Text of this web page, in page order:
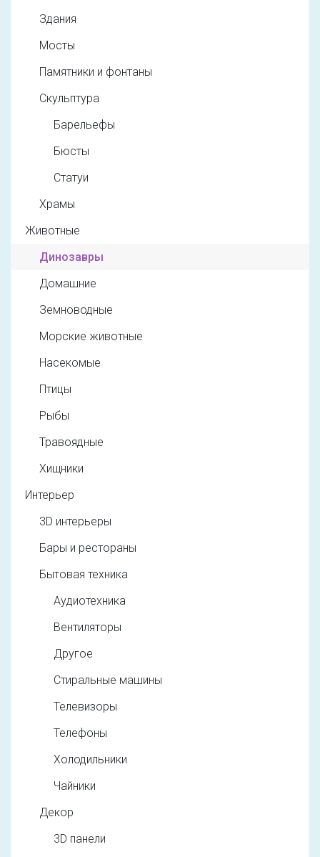
Здания
Мосты
Памятники и фонтаны
Скульптура
Барельефы
Бюсты
Статуи
Храмы
Животные
Динозавры
Домашние
Земноводные
Морские животные
Насекомые
Птицы
Рыбы
Травоядные
Хищники
Интерьер
3D интерьеры
Бары и рестораны
Бытовая техника
Аудиотехника
Вентиляторы
Другое
Стиральные машины
Телевизоры
Телефоны
Холодильники
Чайники
Декор
3D панели